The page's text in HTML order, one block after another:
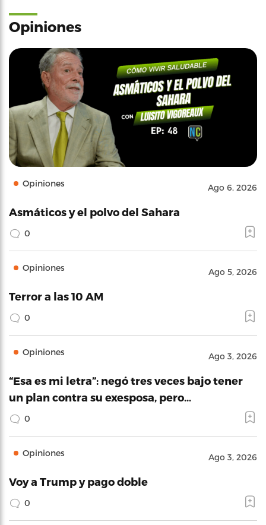
Opiniones
Opiniones Ago 6, 2026
Asmáticos y el polvo del Sahara
0
Opiniones Ago 5, 2026
Terror a las 10 AM
0
Opiniones Ago 3, 2026
“Esa es mi letra”: negó tres veces bajo tener
un plan contra su exesposa, pero…
0
Opiniones Ago 3, 2026
Voy a Trump y pago doble
0